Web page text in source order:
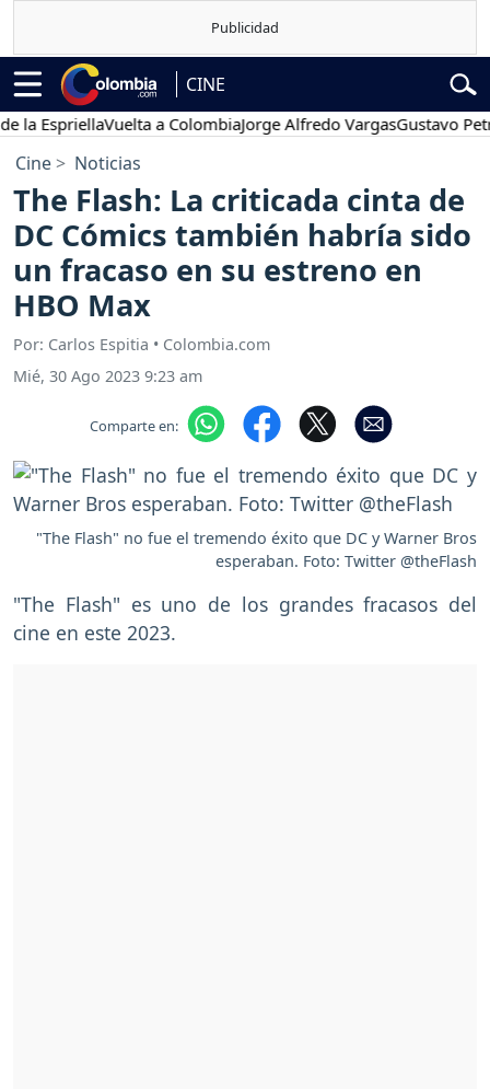
CINE
Vuelta a ColombiaJorge Alfredo VargasGustavo Petro
Cine Noticias
The Flash: La criticada cinta de
DC Cómics también habría sido
un fracaso en su estreno en
HBO Max
Por: Carlos Espitia • Colombia.com
Mié, 30 Ago 2023 9:23 am
Comparte en:
"The Flash" no fue el tremendo éxito que DC y Warner Bros
esperaban. Foto: Twitter @theFlash
"The Flash" es uno de los grandes fracasos del
cine en este 2023.